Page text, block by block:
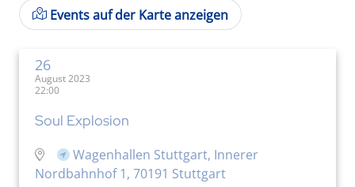
Events auf der Karte anzeigen
26
August 2023
22:00
Soul Explosion
Wagenhallen Stuttgart, Innerer
Nordbahnhof 1, 70191 Stuttgart